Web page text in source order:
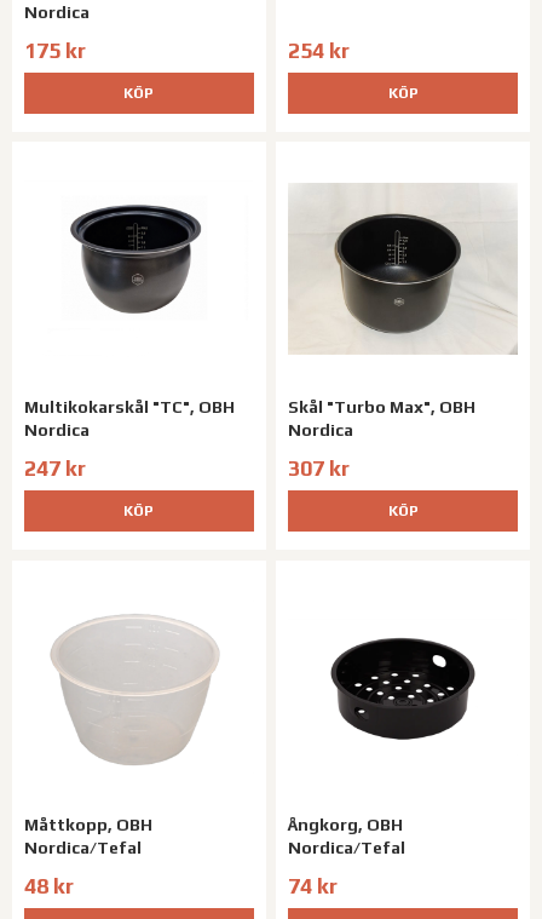
Nordica
175 kr
KÖP
254 kr
KÖP
Multikokarskål "TC", OBH
Nordica
247 kr
KÖP
Skål "Turbo Max", OBH
Nordica
307 kr
KÖP
Måttkopp, OBH
Nordica/Tefal
48 kr
Ångkorg, OBH
Nordica/Tefal
74 kr